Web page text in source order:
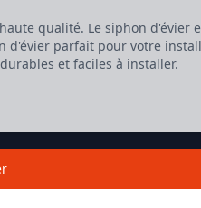
qualité. Le siphon d'évier
d'évier parfait pour votre
et faciles à installer.